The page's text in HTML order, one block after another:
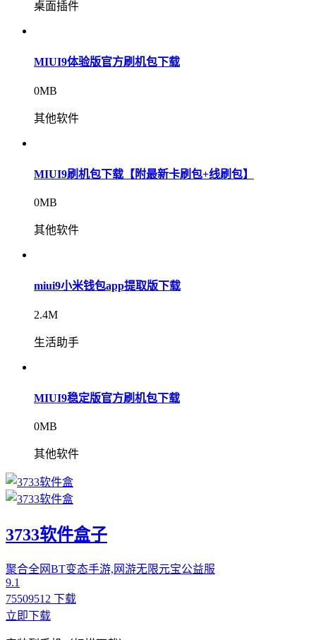
桌面插件
MIUI9体验版官方刷机包下载
0MB
其他软件
MIUI9刷机包下载【附最新卡刷包+线刷包】
0MB
其他软件
miui9小米钱包app提取版下载
2.4M
生活助手
MIUI9稳定版官方刷机包下载
0MB
其他软件
3733软件盒子
聚合全网BT变态手游,网游无限元宝公益服
9.1
75509512 下载
立即下载